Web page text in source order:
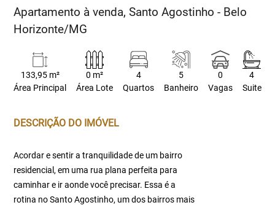
Apartamento à venda, Santo Agostinho - Belo
Horizonte/MG
133,95 m²
Área Principal
0 m²
Área Lote
4
Quartos
5
Banheiro
0
Vagas
4
Suite
DESCRIÇÃO DO IMÓVEL
Acordar e sentir a tranquilidade de um bairro
residencial, em uma rua plana perfeita para
caminhar e ir aonde você precisar. Essa é a
rotina no Santo Agostinho, um dos bairros mais